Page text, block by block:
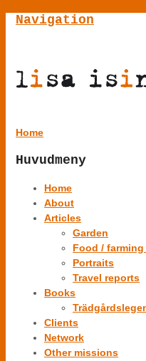
Navigation
Home
Huvudmeny
Home
About
Articles
Garden
Food /
Portraits
Travel reports
Books
Clients
Network
Other missions